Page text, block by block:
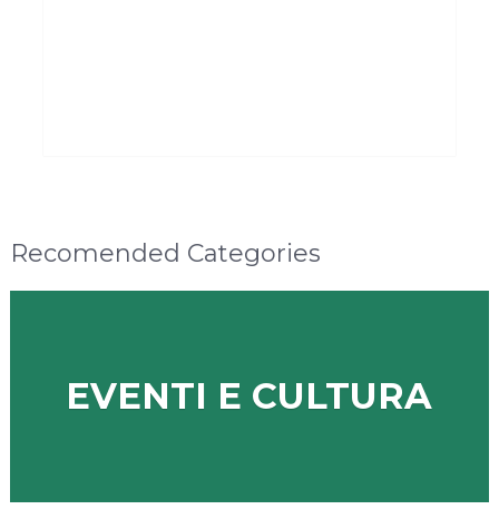
Recomended Categories
EVENTI E CULTURA